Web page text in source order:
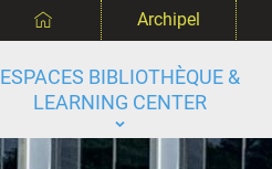
Archipel
ESPACES BIBLIOTHÈQUE &
LEARNING CENTER